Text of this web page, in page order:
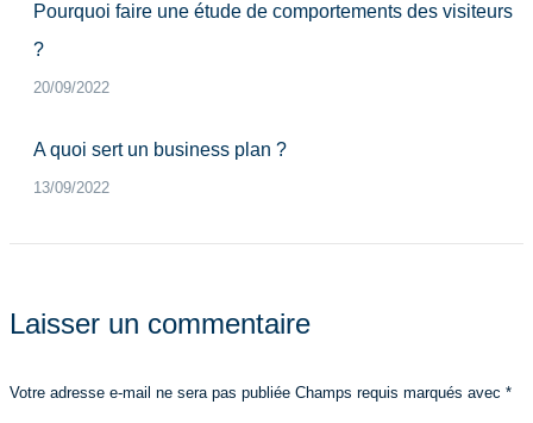
Pourquoi faire une étude de comportements des visiteurs
?
20/09/2022
A quoi sert un business plan ?
13/09/2022
Laisser un commentaire
Votre adresse e-mail ne sera pas publiée Champs requis marqués avec *